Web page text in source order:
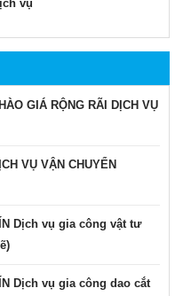
vụ
GIÁ RỘNG RÃI DỊCH VỤ
VỤ VẬN CHUYỂN
Dịch vụ gia công vật tư
Dịch vụ gia công dao cắt